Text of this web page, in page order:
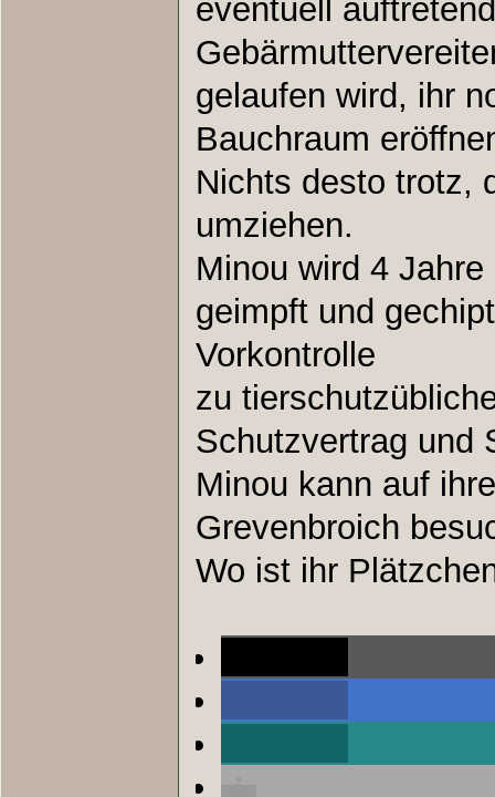
eventuell
gelaufen wird, ihr
Bauchraum
Nichts desto trotz,
umziehen.
Minou wird 4
geimpft und
Vorkontrolle
zu
Schutzvertrag und
Minou kann auf
Grevenbroich
Wo ist ihr